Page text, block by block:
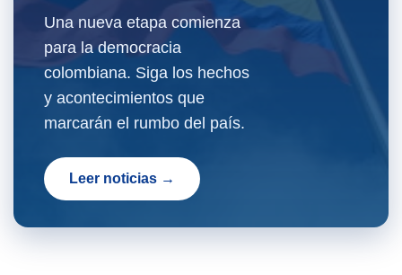
Una nueva etapa comienza
para la democracia
colombiana. Siga los hechos
y acontecimientos que
marcarán el rumbo del país.
Leer noticias →